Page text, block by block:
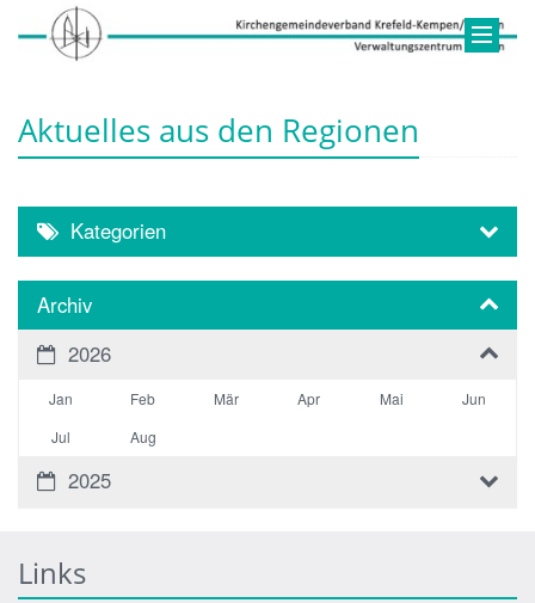
Aktuelles aus den Regionen
Kategorien
Archiv
2026
Jan Feb Mär Apr Mai
Jun
Jul
Aug
2025
Links